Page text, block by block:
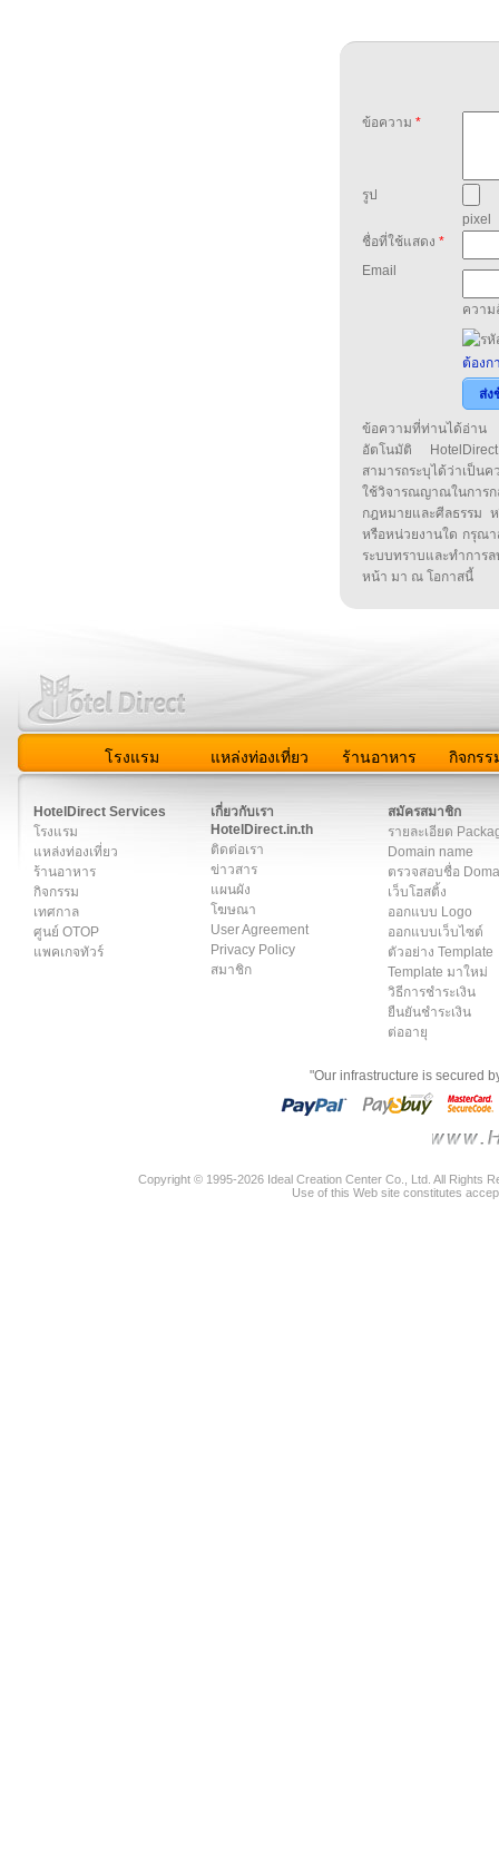
ข้อความ *
รูป
pixel
ชื่อที่ใช้แสดง *
Email
ความ
ต้องก
ส่ง
ข้อความที่ท่านได้อ่าน
อัตโนมัติ
สามารถระบุได้ว่าเป็น
ใช้วิจารณญาณในกา
กฎหมายและศีลธรรม
หรือหน่วยงานใด กรุณา
ระบบทราบและทำกา
หน้า มา ณ โอกาสนี้
โรงแรม แหล่งท่องเที่ยว ร้านอาหาร กิจกรร
HotelDirect Services
โรงแรม
แหล่งท่องเที่ยว
ร้านอาหาร
กิจกรรม
เทศกาล
ศูนย์ OTOP
แพคเกจทัวร์
เกี่ยวกับเรา
HotelDirect.in.th
ติดต่อเรา
ข่าวสาร
แผนผัง
โฆษณา
User Agreement
Privacy Policy
สมาชิก
สมัครสมาชิก
รายละเอียด
Domain name
ตรวจสอบชื่อ
เว็บโฮสติ้ง
ออกแบบ Logo
ออกแบบเว็บไซต์
ตัวอย่าง Template
Template มาใหม่
วิธีการชำระเงิน
ยืนยันชำระเงิน
ต่ออายุ
"Our infrastructure is secured
Copyright © 1995-2026 Ideal Creation Center Co., Ltd. All Rights
Use of this Web site constitutes